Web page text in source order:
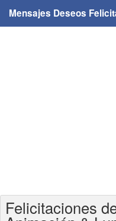
Mensajes Deseos
Felicitaciones para años
Felicitaciones